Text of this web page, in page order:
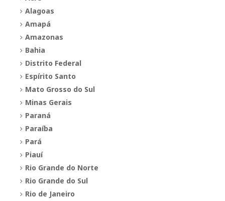
Alagoas
Amapá
Amazonas
Bahia
Distrito Federal
Espírito Santo
Mato Grosso do Sul
Minas Gerais
Paraná
Paraíba
Pará
Piauí
Rio Grande do Norte
Rio Grande do Sul
Rio de Janeiro